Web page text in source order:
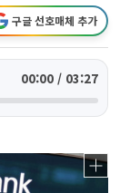
구글 선호매체 추가
00:00 / 03:27